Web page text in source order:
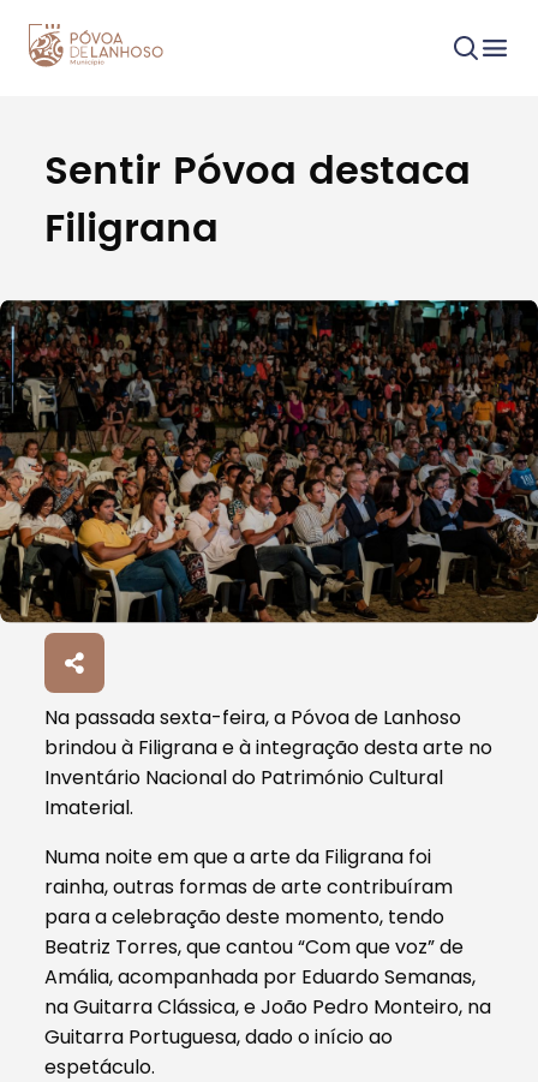
Procurar
Tipo de conteúdo
Filtros
Sentir Póvoa destaca
Filigrana
Na passada sexta-feira, a Póvoa de Lanhoso
brindou à Filigrana e à integração desta arte no
Inventário Nacional do Património Cultural
Imaterial.
Numa noite em que a arte da Filigrana foi
rainha, outras formas de arte contribuíram
para a celebração deste momento, tendo
Beatriz Torres, que cantou “Com que voz” de
Amália, acompanhada por Eduardo Semanas,
na Guitarra Clássica, e João Pedro Monteiro, na
Guitarra Portuguesa, dado o início ao
espetáculo.